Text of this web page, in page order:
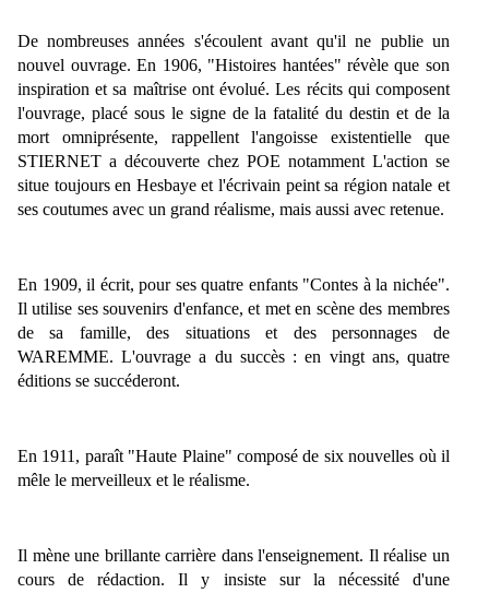
De nombreuses années s'écoulent avant qu'il ne publie un
nouvel ouvrage. En 1906, "Histoires hantées" révèle que son
inspiration et sa maîtrise ont évolué. Les récits qui composent
l'ouvrage, placé sous le signe de la fatalité du destin et de la
mort omniprésente, rappellent l'angoisse existentielle que
STIERNET a découverte chez POE notamment L'action se
situe toujours en Hesbaye et l'écrivain peint sa région natale et
ses coutumes avec un grand réalisme, mais aussi avec retenue.
En 1909, il écrit, pour ses quatre enfants "Contes à la nichée".
Il utilise ses souvenirs d'enfance, et met en scène des membres
de sa famille, des situations et des personnages de
WAREMME. L'ouvrage a du succès : en vingt ans, quatre
éditions se succéderont.
En 1911, paraît "Haute Plaine" composé de six nouvelles où il
mêle le merveilleux et le réalisme.
Il mène une brillante carrière dans l'enseignement. Il réalise un
cours de rédaction. Il y insiste sur la nécessité d'une